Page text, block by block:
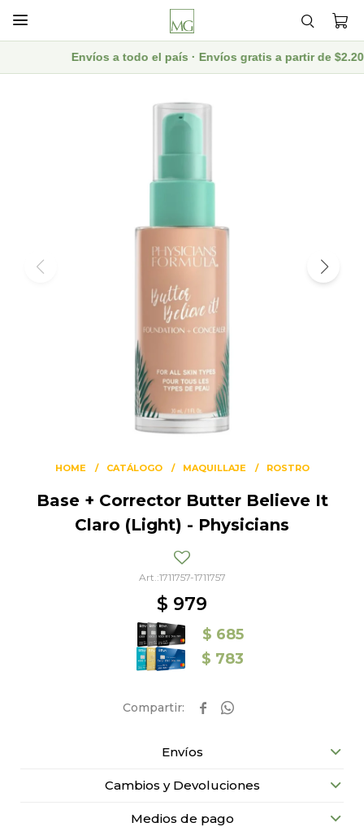

Envíos a todo el país · Envíos gratis a partir de
HOME CATÁLOGO MAQUILLAJE ROSTRO
Base + Corrector Butter Believe It
Claro (Light) - Physicians
1711757-1711757
$ 979
$ 685
$ 783
 
Envíos
Cambios y Devoluciones
Medios de pago